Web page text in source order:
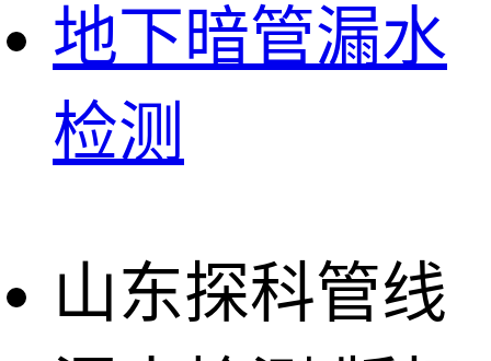
地下暗管漏水
检测
山东探科管线